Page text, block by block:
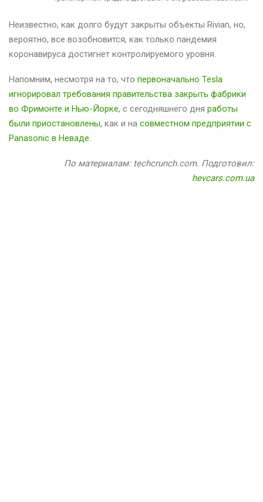
Неизвестно, как долго будут закрыты объекты Rivian, но,
вероятно, все возобновится, как только пандемия
коронавируса достигнет контролируемого уровня.
Напомним, несмотря на то, что первоначально Tesla
игнорировал требования правительства закрыть фабрики
во Фримонте и Нью-Йорке, с сегодняшнего дня работы
были приостановлены, как и на совместном предприятии с
Panasonic в Неваде.
По материалам: techcrunch.com. Подготовил:
hevcars.com.ua